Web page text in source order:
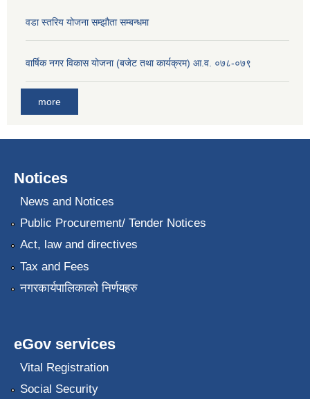
वडा स्तरिय योजना सम्झौता सम्बन्धमा
वार्षिक नगर विकास योजना (बजेट तथा कार्यक्रम) आ.व. ०७८-०७९
more
Notices
News and Notices
Public Procurement/ Tender Notices
Act, law and directives
Tax and Fees
नगरकार्यपालिकाको निर्णयहरु
eGov services
Vital Registration
Social Security